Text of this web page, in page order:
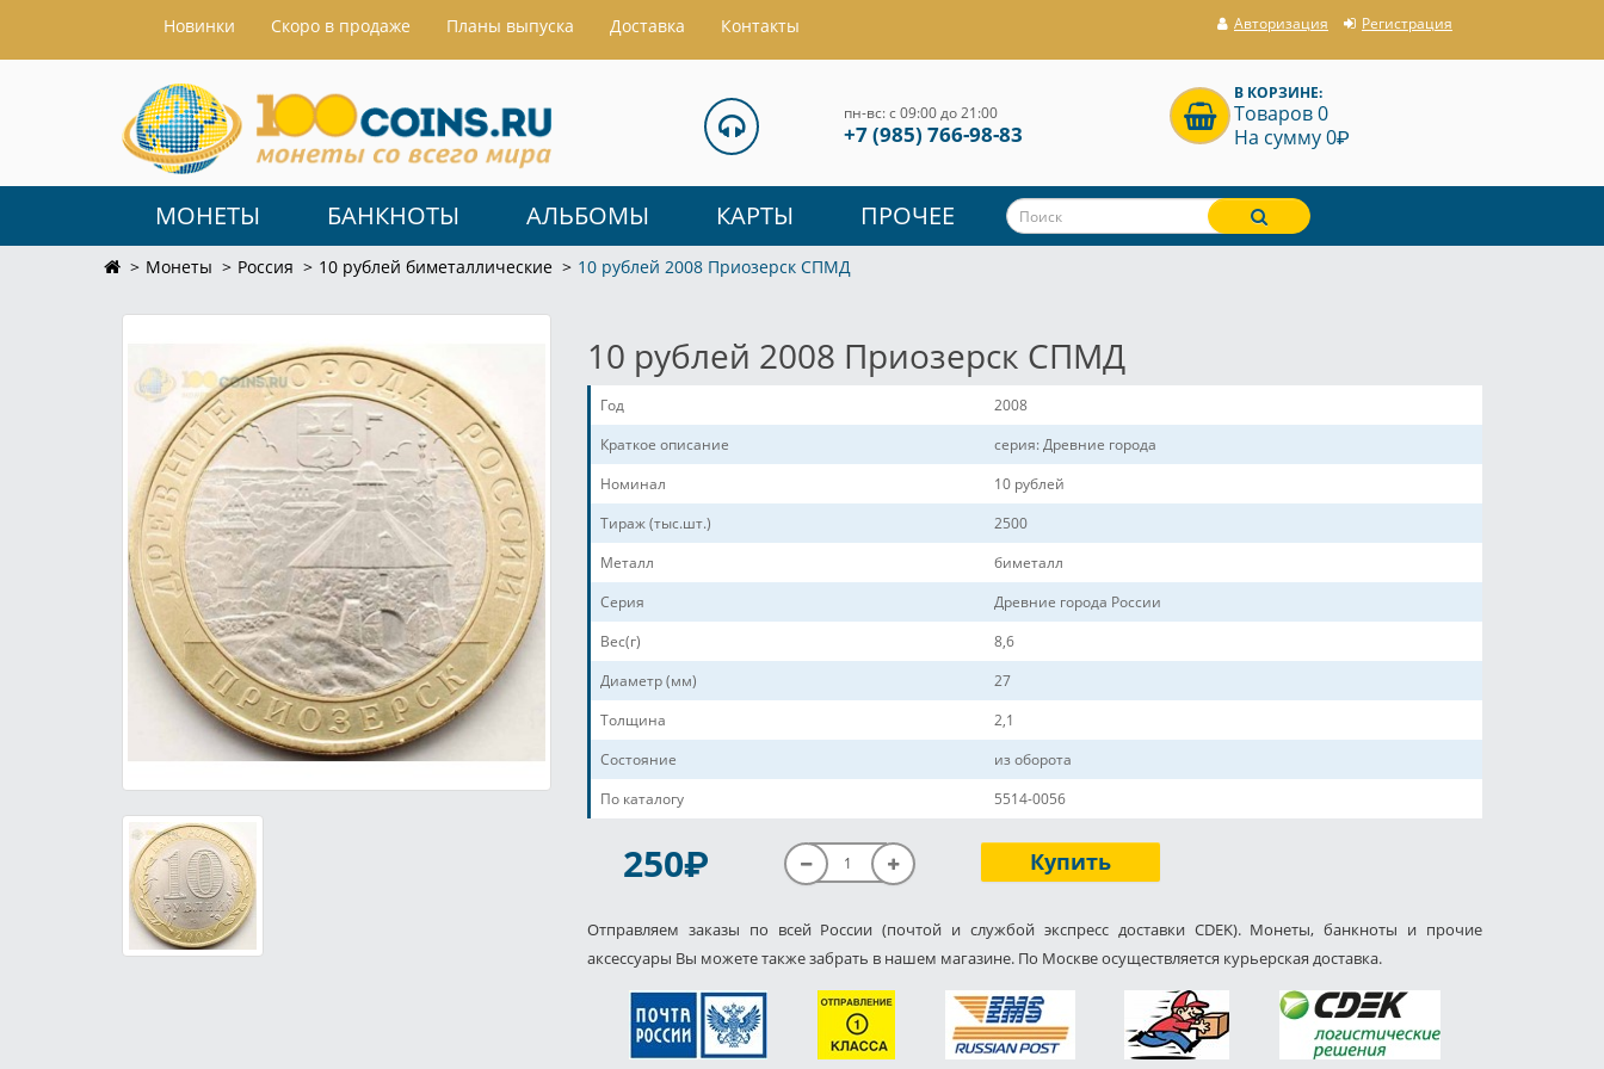
Hовинки Скоро в продаже Планы выпуска Доставка Контакты Авторизация Регистрация
пн-вс: с 09:00 до 21:00
+7 (985) 766-98-83
В КОРЗИНЕ:
Товаров 0
На сумму 0P
МОНЕТЫ БАНКНОТЫ АЛЬБОМЫ КАРТЫ ПРОЧЕЕ
Монеты Россия 10 рублей биметаллические 10 рублей 2008 Приозерск СПМД
10 рублей 2008 Приозерск СПМД
Год
2008
Краткое описание
серия: Древние города
Номинал
10 рублей
Тираж (тыс.шт.)
2500
Металл
биметалл
Серия
Древние города России
Вес(г)
8,6
Диаметр (мм)
27
Толщина
2,1
Состояние
из оборота
По каталогу
5514-0056
250P Купить
Отправляем заказы по всей России (почтой и службой экспресс доставки CDEK). Монеты, банкноты и прочие
аксессуары Вы можете также забрать в нашем магазине. По Москве осуществляется курьерская доставка.